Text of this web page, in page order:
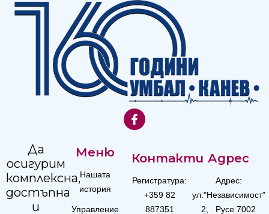
Да
осигурим
комплексна,
достъпна
и
Меню
Нашата
история
Управление
Контакти
Регистратура:
+359 82
887351
Адрес
Адрес:
ул."Независимост"
2, Русе 7002